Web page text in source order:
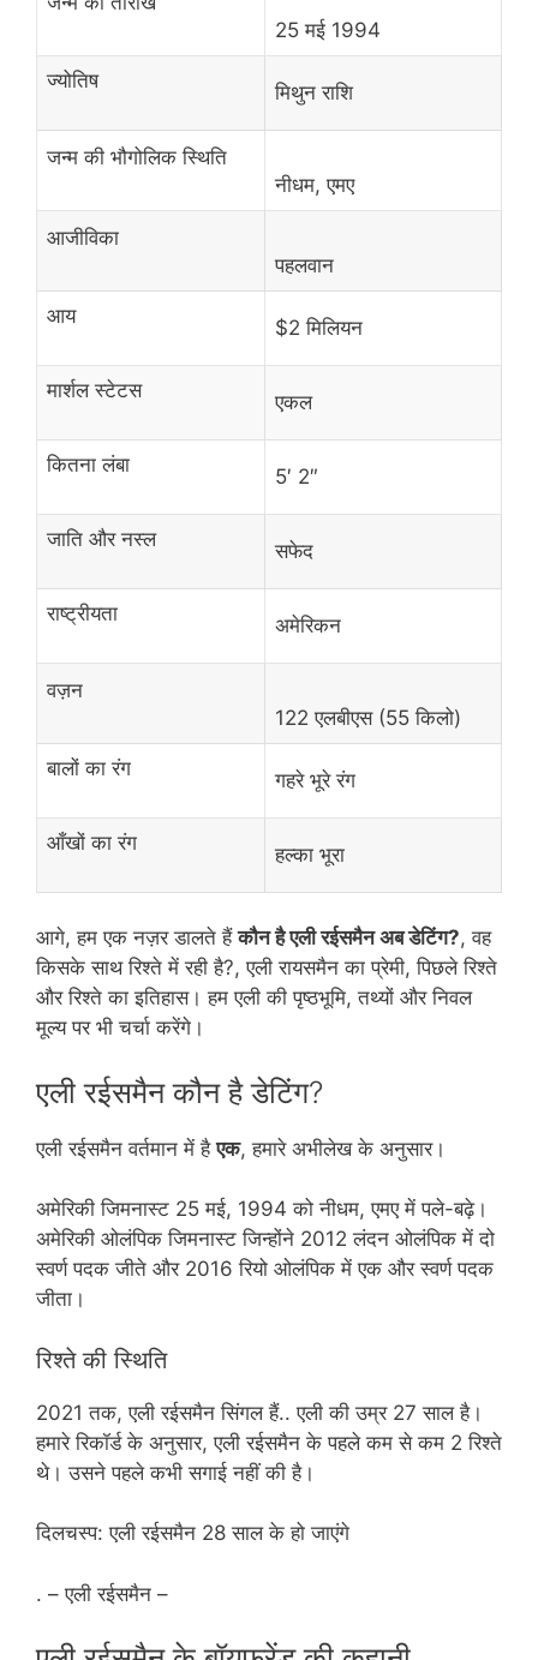
25 मई 1994
ज्योतिष मिथुन राशि
जन्म की भौगोलिक स्थिति
नीधम, एमए
आजीविका
पहलवान
आय $2 मिलियन
मार्शल स्टेटस एकल
कितना लंबा 5′ 2″
जाति और नस्ल सफेद
राष्ट्रीयता अमेरिकन
वज़न
122 एलबीएस (55 किलो)
बालों का रंग गहरे भूरे रंग
आँखों का रंग हल्का भूरा
आगे, हम एक नज़र डालते हैंकौन है एली रईसमैन अब डेटिंग?, वह
किसके साथ रिश्ते में रही है?, एली रायसमैन का प्रेमी, पिछले रिश्ते
और रिश्ते का इतिहास। हम एली की पृष्ठभूमि, तथ्यों और निवल
मूल्य पर भी चर्चा करेंगे।
एली रईसमैन कौन है डेटिंग?
एली रईसमैन वर्तमान में हैएक, हमारे अभीलेख के अनुसार।
अमेरिकी जिमनास्ट 25 मई, 1994 को नीधम, एमए में पले-बढ़े।
अमेरिकी ओलंपिक जिमनास्ट जिन्होंने 2012 लंदन ओलंपिक में दो
स्वर्ण पदक जीते और 2016 रियो ओलंपिक में एक और स्वर्ण पदक
जीता।
रिश्ते की स्थिति
2021 तक, एली रईसमैन सिंगल हैं.. एली की उम्र 27 साल है।
हमारे रिकॉर्ड के अनुसार, एली रईसमैन के पहले कम से कम 2 रिश्ते
थे। उसने पहले कभी सगाई नहीं की है।
दिलचस्प: एली रईसमैन 28 साल के हो जाएंगे
. – एली रईसमैन –